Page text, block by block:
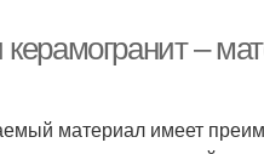
–
материал имеет